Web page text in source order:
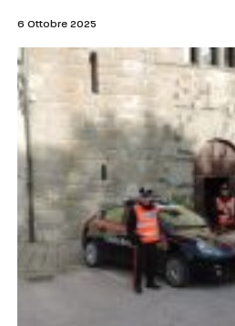
6 Ottobre 2025